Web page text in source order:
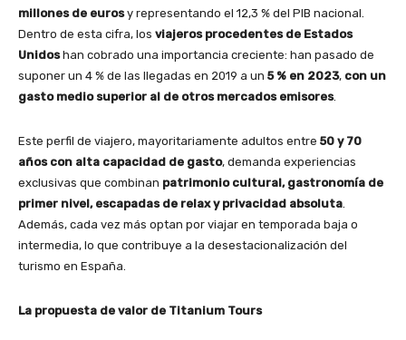
millones de eurosy representando el 12,3 % del PIB nacional.
Dentro de esta cifra, los viajeros procedentes de Estados
Unidoshan cobrado una importancia creciente: han pasado de
suponer un 4 % de las llegadas en 2019 a un 5 % en 2023, con un
gasto medio superior al de otros mercados emisores.
Este perfil de viajero, mayoritariamente adultos entre 50 y 70
años con alta capacidad de gasto, demanda experiencias
exclusivas que combinan patrimonio cultural, gastronomía de
primer nivel, escapadas de relax y privacidad absoluta.
Además, cada vez más optan por viajar en temporada baja o
intermedia, lo que contribuye a la desestacionalización del
turismo en España.
La propuesta de valor de Titanium Tours